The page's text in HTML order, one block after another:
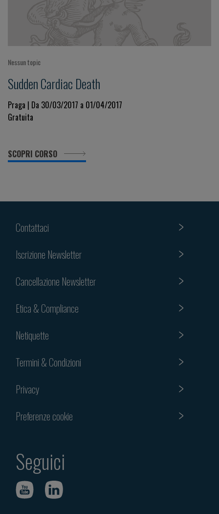
Nessun topic
Sudden Cardiac Death
Praga | Da 30/03/2017 a 01/04/2017
Gratuita
SCOPRI CORSO
Contattaci
Iscrizione Newsletter
Cancellazione Newsletter
Etica & Compliance
Netiquette
Termini & Condizioni
Privacy
Preferenze cookie
Seguici